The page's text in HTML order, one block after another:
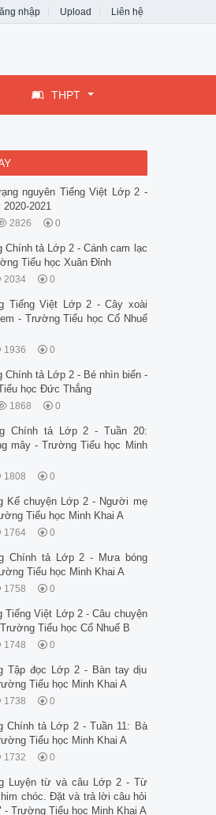
nhập Upload Liên hệ
THPT
nguyên Tiếng Việt Lớp 2 -
2020-2021
2826 0
Chính tả Lớp 2 - Cánh cam lạc
Tiểu học Xuân Đỉnh
2034 0
Tiếng Việt Lớp 2 - Cây xoài
- Trường Tiểu học Cổ Nhuế
1936 0
Chính tả Lớp 2 - Bé nhìn biển -
học Đức Thắng
1868 0
Chính tả Lớp 2 - Tuần 20:
mây - Trường Tiểu học Minh
1808 0
Kể chuyện Lớp 2 - Người mẹ
Tiểu học Minh Khai A
1764 0
Chính tả Lớp 2 - Mưa bóng
Tiểu học Minh Khai A
1758 0
Tiếng Việt Lớp 2 - Câu chuyện
Tiểu học Cổ Nhuế B
1748 0
Tập đọc Lớp 2 - Bàn tay dịu
Tiểu học Minh Khai A
1738 0
Chính tả Lớp 2 - Tuần 11: Bà
Tiểu học Minh Khai A
1732 0
Luyện từ và câu Lớp 2 - Từ
chóc. Đặt và trả lời câu hỏi
- Trường Tiểu học Minh Khai A